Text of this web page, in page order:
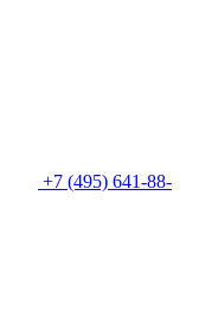
+7 (495) 641-88-